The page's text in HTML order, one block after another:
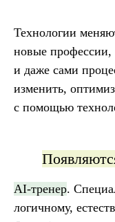
Технологии
новые
и даже сами
изменить,
с помощью
AI-тренер.
логичному,